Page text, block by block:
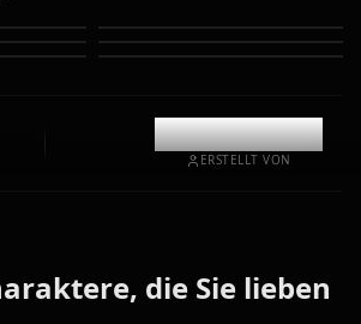
@casualwaifus
ERSTELLT VON
die Sie lieben